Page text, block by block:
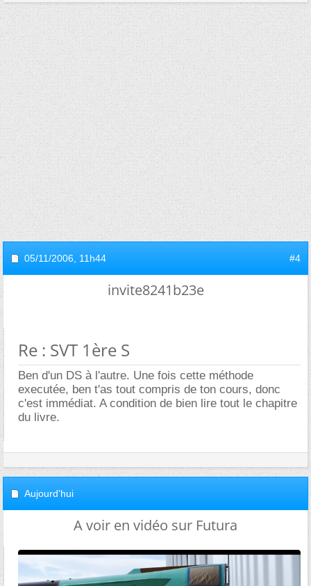
05/11/2006, 11h44 #4
invite8241b23e
Re : SVT 1ère S
Ben d'un DS à l'autre. Une fois cette méthode
executée, ben t'as tout compris de ton cours, donc
c'est immédiat. A condition de bien lire tout le chapitre
du livre.
Aujourd'hui
A voir en vidéo sur Futura